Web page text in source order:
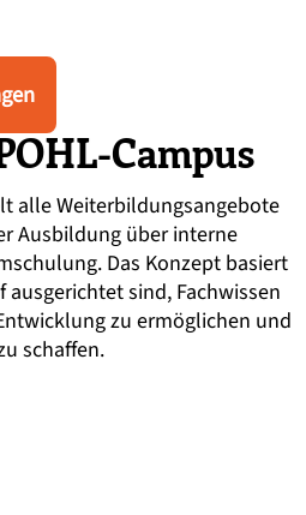
Campus
alle Weiterbildungsangebote
Ausbildung über interne
Das Konzept basiert
sind, Fachwissen
zu ermöglichen und
schaffen.